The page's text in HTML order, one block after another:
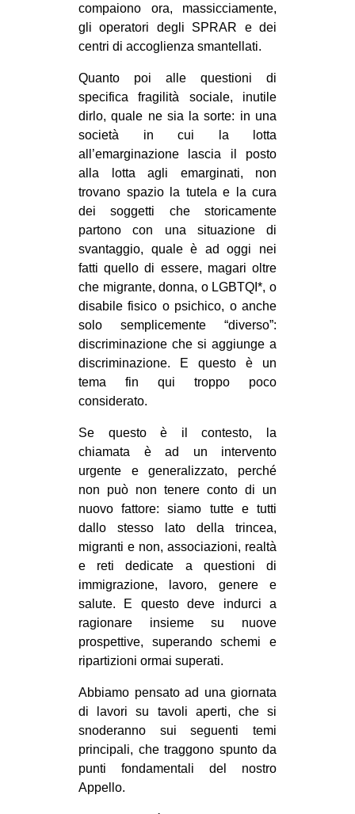
compaiono ora, massicciamente,
gli operatori degli SPRAR e dei
centri di accoglienza smantellati.
Quanto poi alle questioni di
specifica fragilità sociale, inutile
dirlo, quale ne sia la sorte: in una
società in cui la lotta
all’emarginazione lascia il posto
alla lotta agli emarginati, non
trovano spazio la tutela e la cura
dei soggetti che storicamente
partono con una situazione di
svantaggio, quale è ad oggi nei
fatti quello di essere, magari oltre
che migrante, donna, o LGBTQI*, o
disabile fisico o psichico, o anche
solo semplicemente “diverso”:
discriminazione che si aggiunge a
discriminazione. E questo è un
tema fin qui troppo poco
considerato.
Se questo è il contesto, la
chiamata è ad un intervento
urgente e generalizzato, perché
non può non tenere conto di un
nuovo fattore: siamo tutte e tutti
dallo stesso lato della trincea,
migranti e non, associazioni, realtà
e reti dedicate a questioni di
immigrazione, lavoro, genere e
salute. E questo deve indurci a
ragionare insieme su nuove
prospettive, superando schemi e
ripartizioni ormai superati.
Abbiamo pensato ad una giornata
di lavori su tavoli aperti, che si
snoderanno sui seguenti temi
principali, che traggono spunto da
punti fondamentali del nostro
Appello.